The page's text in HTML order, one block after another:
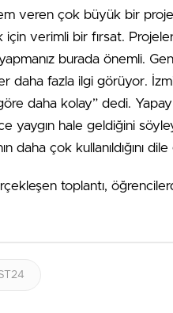
veren çok büyük bir
verimli bir fırsat.
burada önemli.
daha fazla ilgi görüyor.
daha kolay” dedi.
yaygın hale geldiğini
daha çok kullanıldığını
toplantı,